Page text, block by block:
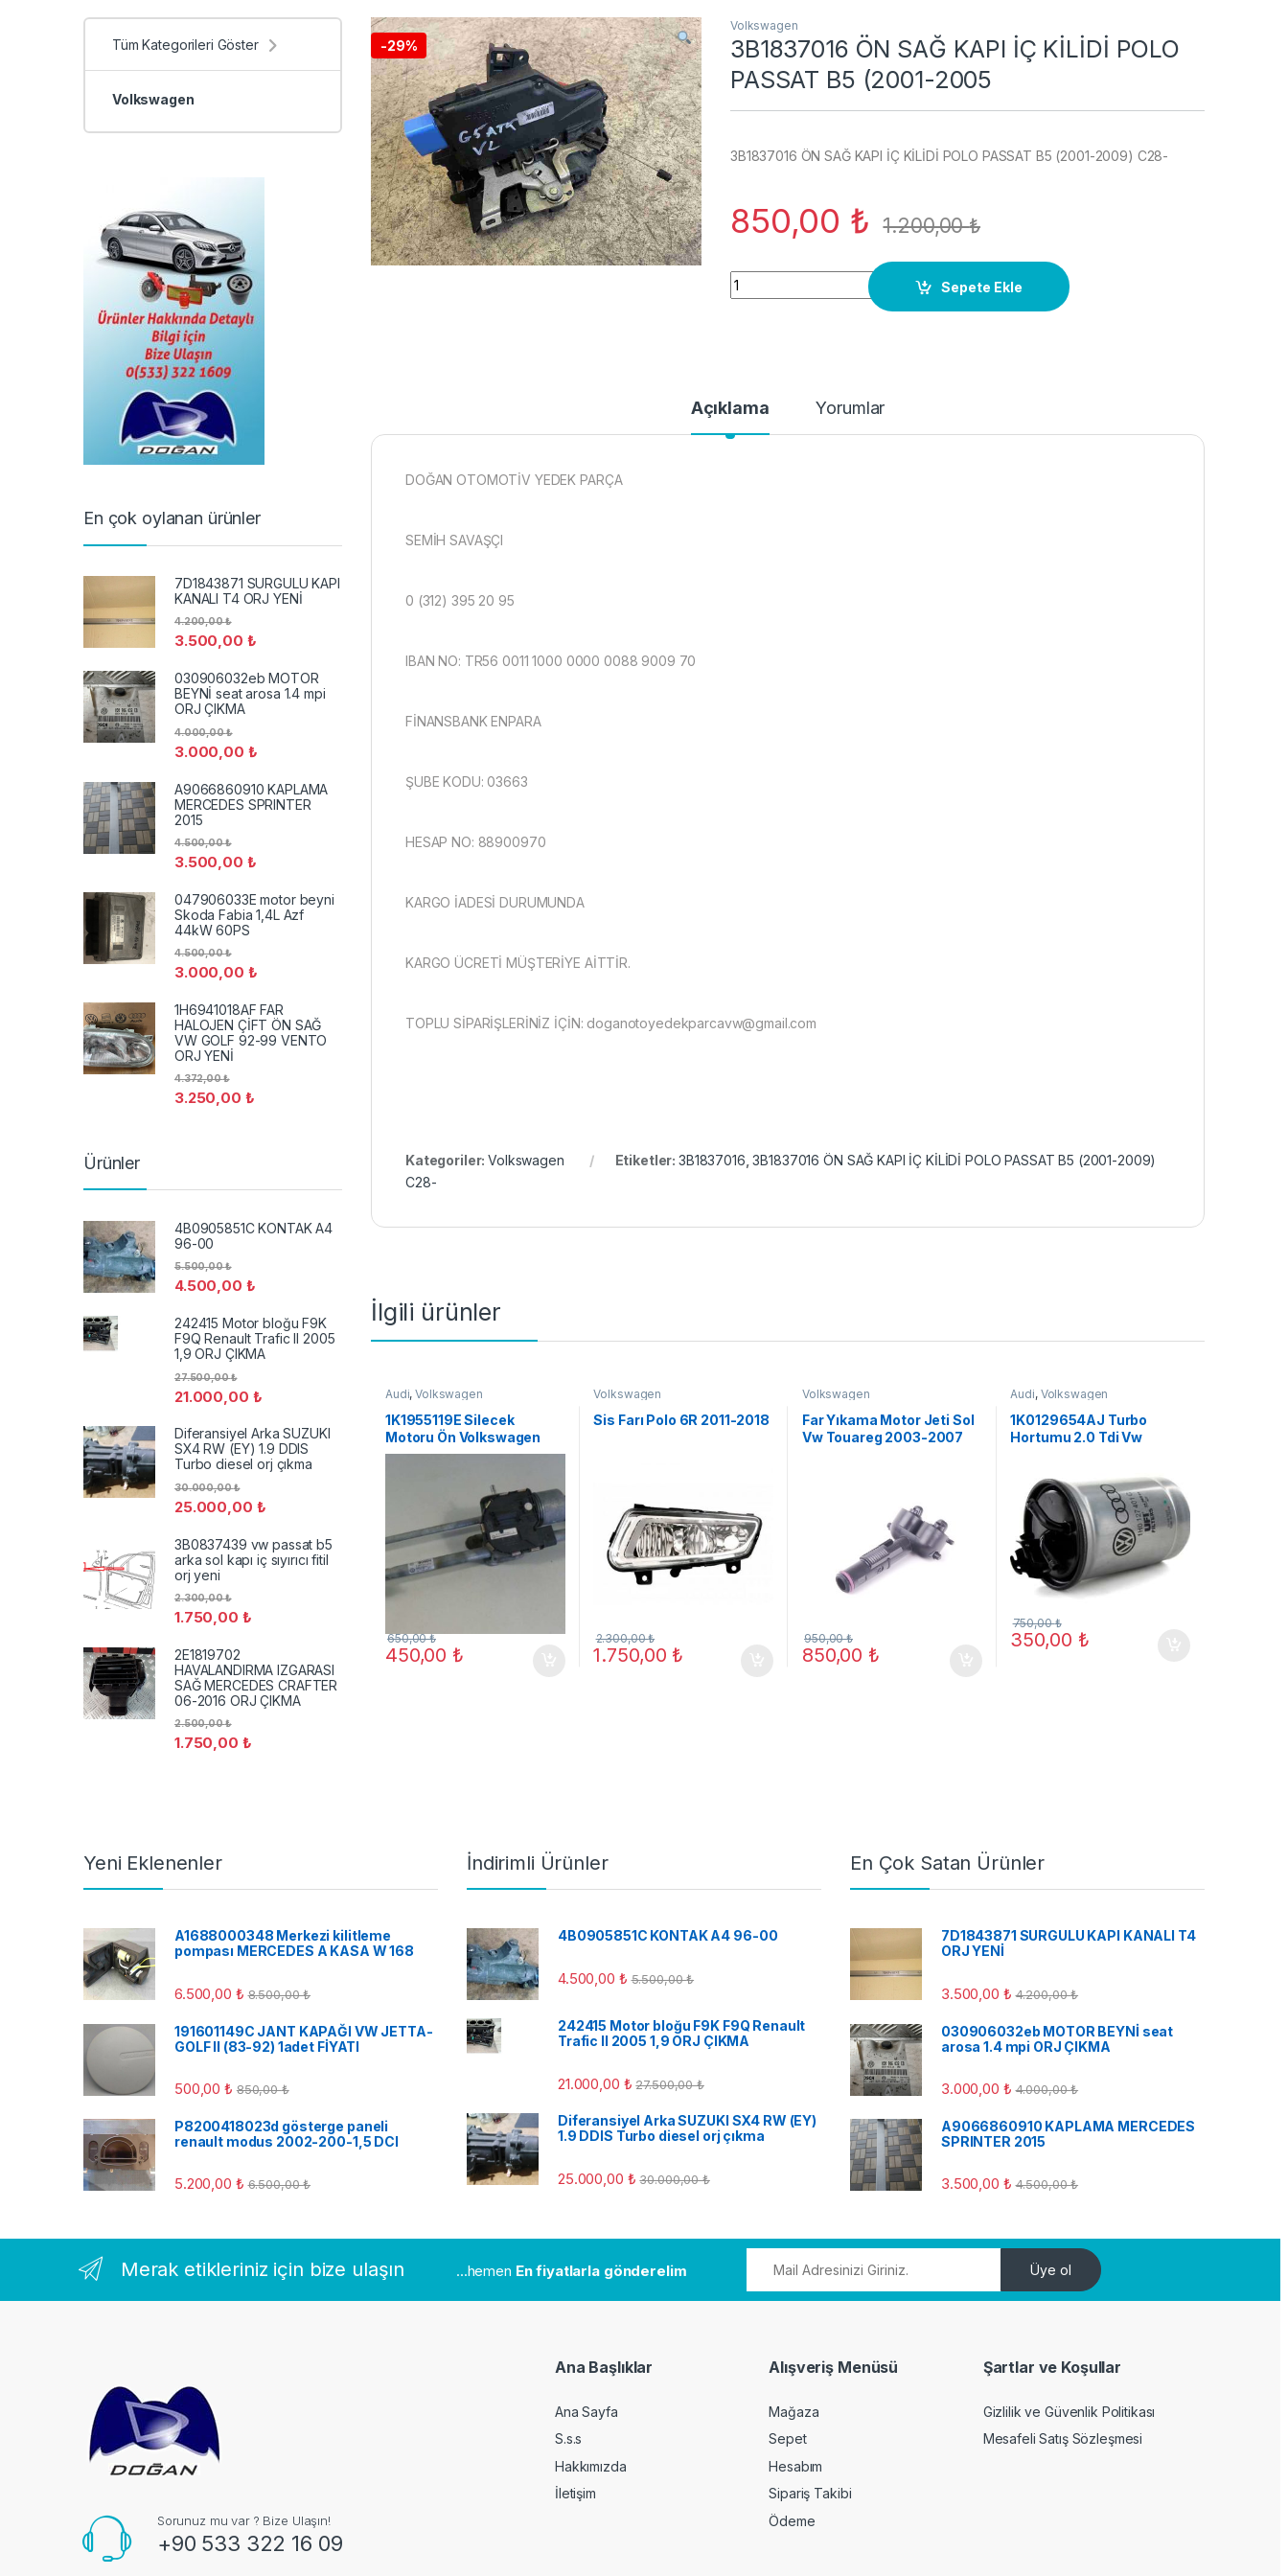
-29%
Volkswagen
3B1837016 ÖN SAĞ KAPI İÇ KİLİDİ POLO
PASSAT B5 (2001-2005
3B1837016 ÖN SAĞ KAPI İÇ KİLİDİ POLO PASSAT B5 (2001-2009) C28-
850,00 ₺ 1.200,00₺
3B1837016 ÖN SAĞ KAPI İÇ KİLİDİ POLO PASSAT B5 (2001-2005 quantity
Sepete Ekle
Açıklama Yorumlar
DOĞAN OTOMOTİV YEDEK PARÇA
SEMİH SAVAŞÇI
0 (312) 395 20 95
IBAN NO: TR56 0011 1000 0000 0088 9009 70
FİNANSBANK ENPARA
ŞUBE KODU: 03663
HESAP NO: 88900970
KARGO İADESİ DURUMUNDA
KARGO ÜCRETİ MÜŞTERİYE AİTTİR.
TOPLU SİPARİŞLERİNİZ İÇİN: doganotoyedekparcavw@gmail.com
Kategoriler:Volkswagen Etiketler: 3B1837016 ,3B1837016 ÖN SAĞ KAPI İÇ KİLİDİ POLO PASSAT B5 (2001-2009)
C28-
İlgili ürünler
Audi,Volkswagen
1K1955119E Silecek
Motoru Ön Volkswagen
Golf VI 2009
450,00 ₺
650,00₺
Volkswagen
Sis Farı Polo 6R 2011-2018
1.750,00 ₺
2.300,00₺
Volkswagen
Far Yıkama Motor Jeti Sol
Vw Touareg 2003-2007
850,00 ₺
950,00₺
Audi, Volkswagen
1K0129654AJ Turbo
Hortumu 2.0 Tdi Vw
350,00 ₺
750,00₺
Tüm Kategorileri Göster
Volkswagen
En çok oylanan ürünler
7D1843871 SURGULU KAPI
KANALI T4 ORJ YENİ
3.500,00 ₺
4.200,00₺
030906032eb MOTOR
BEYNİ seat arosa 1.4 mpi
ORJ ÇIKMA
3.000,00 ₺
4.000,00₺
A9066860910 KAPLAMA
MERCEDES SPRINTER
2015
3.500,00 ₺
4.500,00₺
047906033E motor beyni
Skoda Fabia 1,4L Azf
44kW 60PS
3.000,00 ₺
4.500,00₺
1H6941018AF FAR
HALOJEN ÇİFT ÖN SAĞ
VW GOLF 92-99 VENTO
ORJ YENİ
3.250,00 ₺
4.372,00₺
Ürünler
4B0905851C KONTAK A4
96-00
4.500,00 ₺
5.500,00₺
242415 Motor bloğu F9K
F9Q Renault Trafic II 2005
1,9 ORJ ÇIKMA
21.000,00 ₺
27.500,00₺
Diferansiyel Arka SUZUKI
SX4 RW (EY) 1.9 DDIS
Turbo diesel orj çıkma
25.000,00 ₺
30.000,00₺
3B0837439 vw passat b5
arka sol kapı iç sıyırıcı fitil
orj yeni
1.750,00 ₺
2.300,00₺
2E1819702
HAVALANDIRMA IZGARASI
SAĞ MERCEDES CRAFTER
06-2016 ORJ ÇIKMA
1.750,00 ₺
2.500,00₺
Yeni Eklenenler
A1688000348 Merkezi kilitleme
pompası MERCEDES A KASA W 168
6.500,00 ₺ 8.500,00₺
191601149C JANT KAPAĞI VW JETTA-
GOLF II (83-92) 1adet FİYATI
500,00₺ 850,00₺
P8200418023d gösterge paneli
renault modus 2002-200-1,5 DCI
5.200,00 ₺ 6.500,00₺
İndirimli Ürünler
4B0905851C KONTAK A4 96-00
4.500,00 ₺ 5.500,00₺
242415 Motor bloğu F9K F9Q Renault
Trafic II 2005 1,9 ORJ ÇIKMA
21.000,00 ₺ 27.500,00₺
Diferansiyel Arka SUZUKI SX4 RW (EY)
1.9 DDIS Turbo diesel orj çıkma
25.000,00 ₺ 30.000,00₺
En Çok Satan Ürünler
7D1843871 SURGULU KAPI KANALI T4
ORJ YENİ
3.500,00 ₺ 4.200,00₺
030906032eb MOTOR BEYNİ seat
arosa 1.4 mpi ORJ ÇIKMA
3.000,00 ₺ 4.000,00₺
A9066860910 KAPLAMA MERCEDES
SPRINTER 2015
3.500,00 ₺ 4.500,00₺
Merak etikleriniz için bize ulaşın ...hemen En fiyatlarla gönderelim Üye ol
Sorunuz mu var ? Bize Ulaşın!
+90 533 322 16 09
Ana Başlıklar
Ana Sayfa
S.s.s
Hakkımızda
İletişim
Alışveriş Menüsü
Mağaza
Sepet
Hesabım
Sipariş Takibi
Ödeme
Şartlar ve Koşullar
Gizlilik ve Güvenlik Politikası
Mesafeli Satış Sözleşmesi